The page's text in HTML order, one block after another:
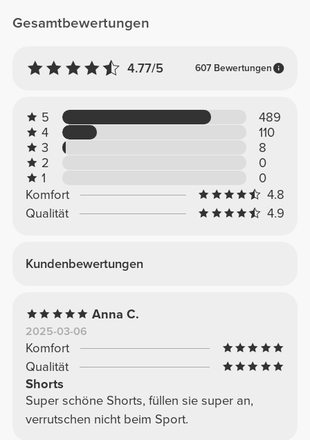
Gesamtbewertungen
4.77/5 607 Bewertungen
5
489
4
110
3
8
2
0
1
0
Komfort
4.8
Qualität
4.9
Kundenbewertungen
Anna C.
2025-03-06
Komfort
Qualität
Shorts
Super schöne Shorts, füllen sie super an,
verrutschen nicht beim Sport.